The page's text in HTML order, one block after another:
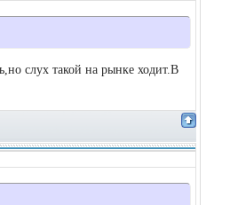
слух такой на рынке ходит.В